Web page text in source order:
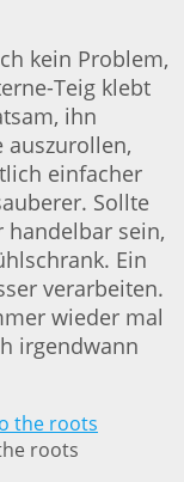
kein Problem,
Teig klebt
ihn
auszurollen,
einfacher
Sollte
handelbar sein,
Ein
verarbeiten.
wieder mal
irgendwann
roots